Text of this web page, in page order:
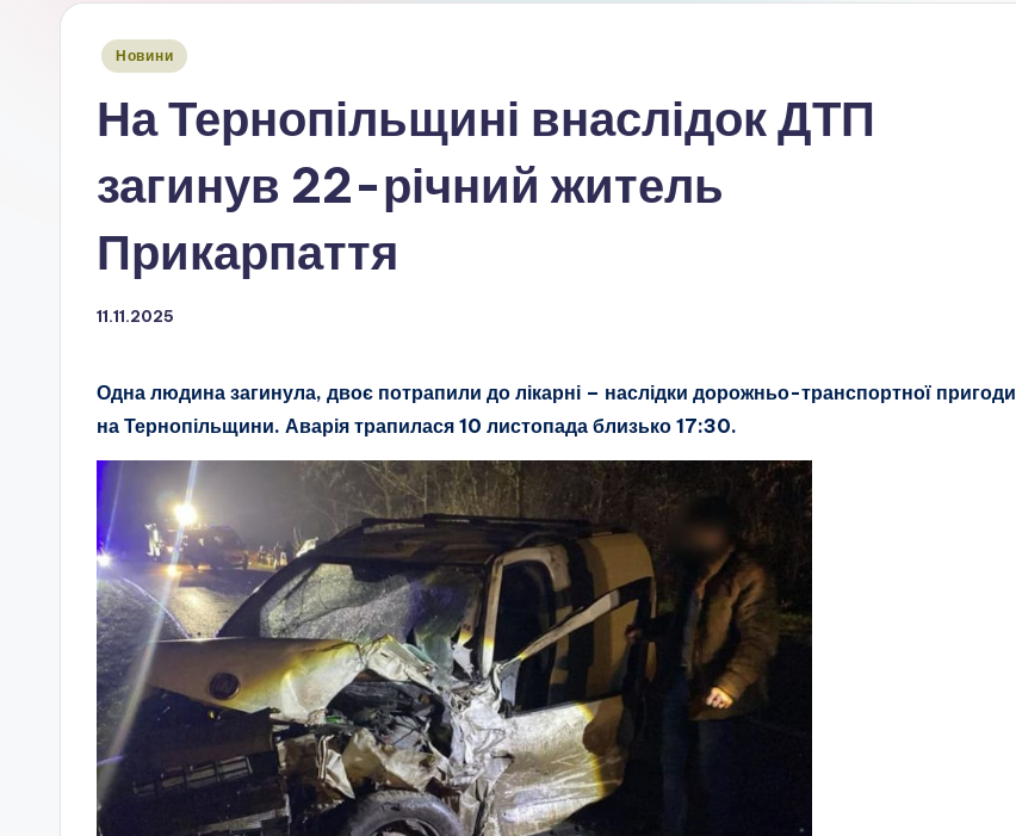
Опубліковано
Новини
На Тернопільщині внаслідок ДТП
загинув 22-річний житель
Прикарпаття
11.11.2025
Одна людина загинула, двоє потрапили до лікарні – наслідки дорожньо-транспортної пригоди
на Тернопільщини. Аварія трапилася 10 листопада близько 17:30.